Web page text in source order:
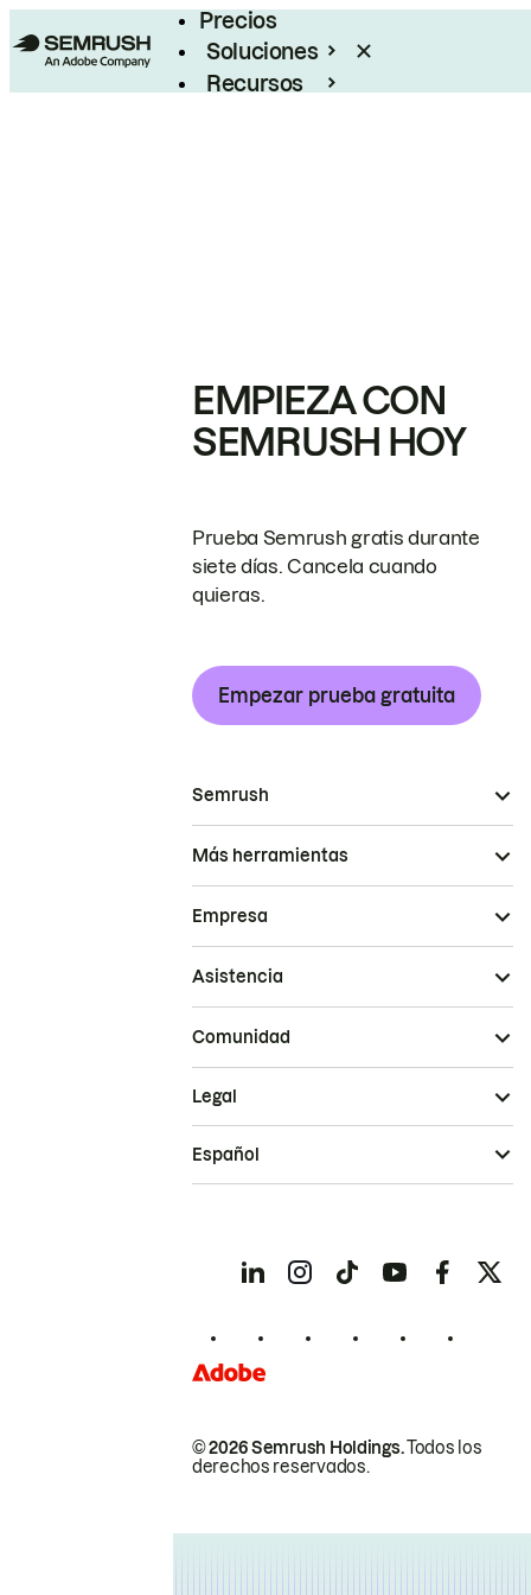
Precios
Soluciones
Recursos
EMPIEZA CON
SEMRUSH HOY
Prueba Semrush gratis durante
siete días. Cancela cuando
quieras.
Empezar prueba gratuita
Semrush
Más herramientas
Empresa
Asistencia
Comunidad
© 2026 Semrush Holdings.Todos los
derechos reservados.
Legal
Español